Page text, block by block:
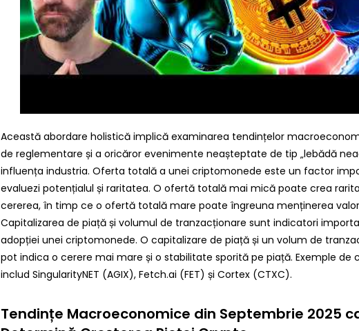
Această abordare holistică implică examinarea tendințelor
de reglementare și a oricăror evenimente neașteptate de tip „lebădă
influența industria. Oferta totală a unei criptomonede este un factor
evaluezi potențialul și raritatea. O ofertă totală mai mică poate crea
cererea, în timp ce o ofertă totală mare poate îngreuna menținerea
Capitalizarea de piață și volumul de tranzacționare sunt indicatori
adopției unei criptomonede. O capitalizare de piață și un volum de
pot indica o cerere mai mare și o stabilitate sporită pe piață. Exemple de
includ SingularityNET (AGIX), Fetch.ai (FET) și Cortex (CTXC).
Tendințe Macroeconomice din Septembrie 2025